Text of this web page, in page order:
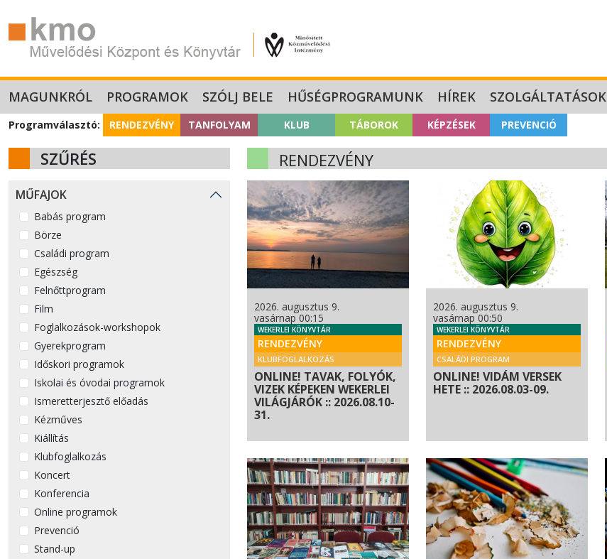
MAGUNKRÓL PROGRAMOK SZÓLJ BELE HŰSÉGPROGRAMUNK HÍREK SZOLGÁLTATÁSOK
Programválasztó: RENDEZVÉNY TANFOLYAM KLUB TÁBOROK KÉPZÉSEK PREVENCIÓ
SZŰRÉS
MŰFAJOK
Babás program
Börze
Családi program
Egészség
Felnőttprogram
Film
Foglalkozások-workshopok
Gyerekprogram
Időskori programok
Iskolai és óvodai programok
Ismeretterjesztő előadás
Kézműves
Kiállítás
Klubfoglalkozás
Koncert
Konferencia
Online programok
Prevenció
Stand-up
RENDEZVÉNY
2026. augusztus 9.
vasárnap 00:15
WEKERLEI KÖNYVTÁR
RENDEZVÉNY
KLUBFOGLALKOZÁS
ONLINE! TAVAK, FOLYÓK,
VIZEK KÉPEKEN WEKERLEI
VILÁGJÁRÓK :: 2026.08.10-
31.
2026. augusztus 9.
vasárnap 00:50
WEKERLEI KÖNYVTÁR
RENDEZVÉNY
CSALÁDI PROGRAM
ONLINE! VIDÁM VERSEK
HETE :: 2026.08.03-09.